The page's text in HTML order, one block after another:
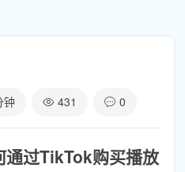
钟 431 0
通过TikTok购买播放